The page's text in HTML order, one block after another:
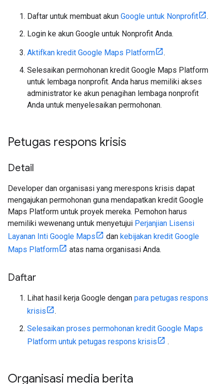
Daftar untuk membuat akun Google untuk Nonprofit
.
Login ke akun Google untuk Nonprofit Anda.
Aktifkan kredit Google Maps Platform
.
Selesaikan permohonan kredit Google Maps Platform
untuk lembaga nonprofit. Anda harus memiliki akses
administrator ke akun penagihan lembaga nonprofit
Anda untuk menyelesaikan permohonan.
Petugas respons krisis
Detail
Developer dan organisasi yang merespons krisis dapat
mengajukan permohonan guna mendapatkan kredit Google
Maps Platform untuk proyek mereka. Pemohon harus
memiliki wewenang untuk menyetujui Perjanjian Lisensi
Layanan Inti Google Maps
dan kebijakan kredit Google
Maps Platform
atas nama organisasi Anda.
Daftar
Lihat hasil kerja Google dengan para petugas respons
krisis
.
Selesaikan proses permohonan kredit Google Maps
Platform untuk petugas respons krisis
.
Organisasi media berita